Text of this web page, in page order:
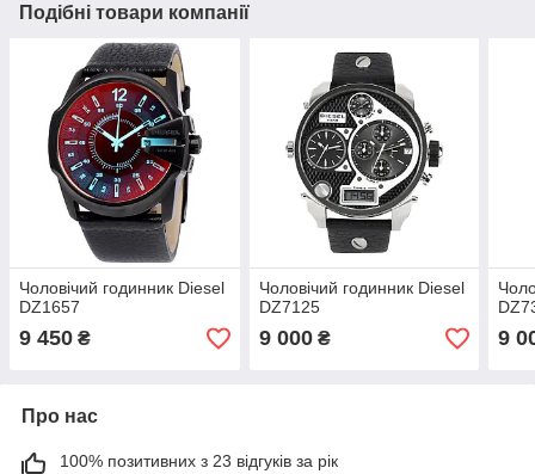
Подібні товари компанії
Чоловічий годинник Diesel
DZ1657
9 450 ₴
Чоловічий годинник Diesel
DZ7125
9 000₴ 9
Про нас
100% позитивних з 23 відгуків за рік